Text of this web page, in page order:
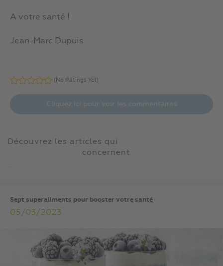
A votre santé !
Jean-Marc Dupuis
(No Ratings Yet)
Découvrez les articles qui
concernent
...
Sept superaliments pour booster votre santé
05/03/2023